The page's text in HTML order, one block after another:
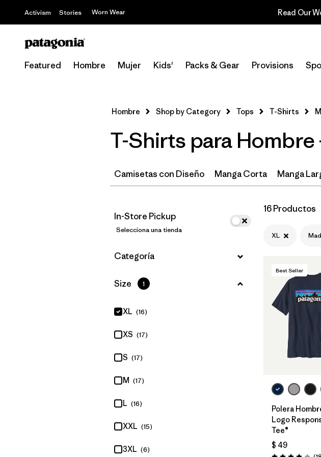
Activism Stories Worn Wear Read Our
Featured Hombre Mujer Kids' Packs & Gear Provisions
Selecciona una tienda
Filtrar por
Size
XL (16)
XS
(17)
Características y
Breathable (33)
Moisture Wicking
Hombre Shop by Category Tops T-Shirts
T-Shirts para
Camisetas con Diseño Manga Corta Manga
In-Store Pickup
Selecciona una tienda
Filtrar por
Categoría
Filtrar por
Size 1
XL (16)
XS (17)
S (17)
M (17)
L (16)
XXL (15)
3XL (6)
16 Productos
XL
Best Seller
Polera
Logo
Tee®
$ 49